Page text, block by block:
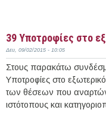
39 Υποτροφίες στο
Δευ, 09/02/2015 - 10:05
Στους παρακάτω
Υποτροφίες στο
των θέσεων που
ιστότοπους και